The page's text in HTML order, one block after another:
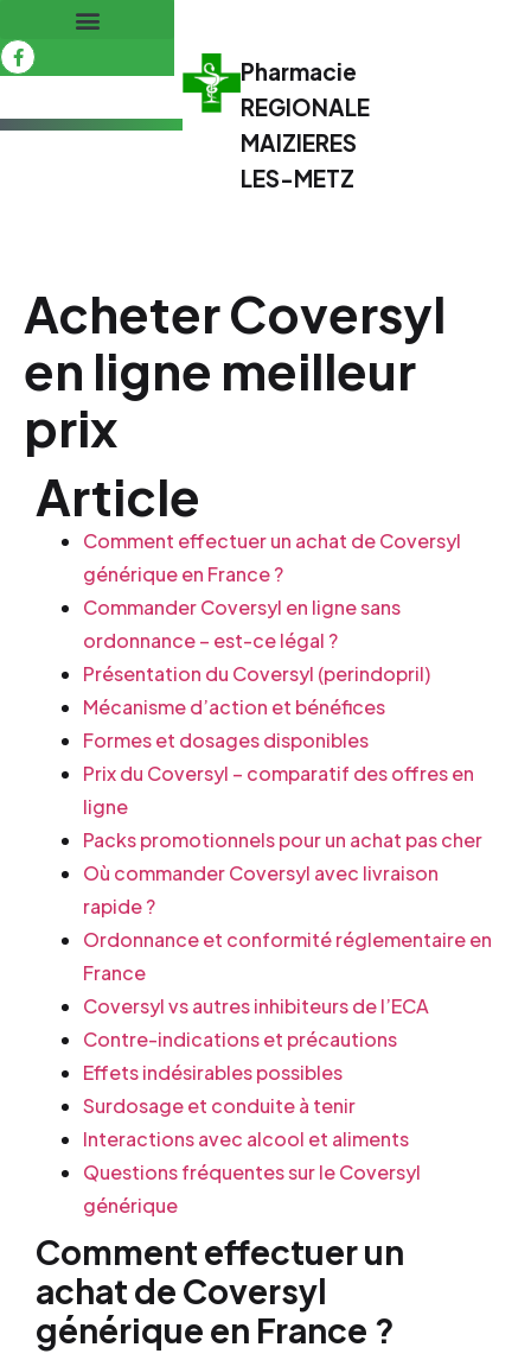
Pharmacie
REGIONALE
MAIZIERES
LES-METZ
Acheter Coversyl
en ligne meilleur
prix
Article
Comment effectuer un achat de Coversyl
générique en France ?
Commander Coversyl en ligne sans
ordonnance – est-ce légal ?
Présentation du Coversyl (perindopril)
Mécanisme d’action et bénéfices
Formes et dosages disponibles
Prix du Coversyl – comparatif des offres en
ligne
Packs promotionnels pour un achat pas cher
Où commander Coversyl avec livraison
rapide ?
Ordonnance et conformité réglementaire en
France
Coversyl vs autres inhibiteurs de l’ECA
Contre-indications et précautions
Effets indésirables possibles
Surdosage et conduite à tenir
Interactions avec alcool et aliments
Questions fréquentes sur le Coversyl
générique
Comment effectuer un
achat de Coversyl
générique en France ?